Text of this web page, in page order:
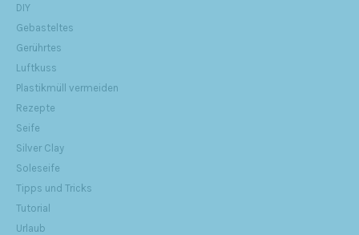
DIY
Gebasteltes
Gerührtes
Luftkuss
Plastikmüll vermeiden
Rezepte
Seife
Silver Clay
Soleseife
Tipps und Tricks
Tutorial
Urlaub